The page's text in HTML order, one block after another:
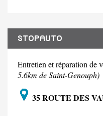
STOPAUTO
Entretien et réparation de
5.6km de Saint-Genouph)
35 ROUTE DES